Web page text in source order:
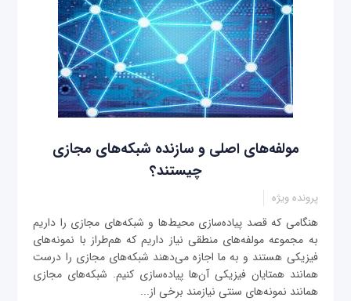
مولفه‌های اصلی و سازنده شبکه‌های مجازی
چیستند؟
پرونده ویژه
هنگامی که قصد پیاده‌سازی محیط‌ها و شبکه‌های مجازی را داریم
به مجموعه مولفه‌های منطقی نیاز داریم که هم‌طراز با نمونه‌های
فیزیکی هستند و به ما اجازه می‌دهند شبکه‌های مجازی را درست
همانند همتایان فیزیکی آن‌ها پیاده‌سازی کنیم. شبکه‌های مجازی
همانند نمونه‌های سنتی نیازمند برخی از...